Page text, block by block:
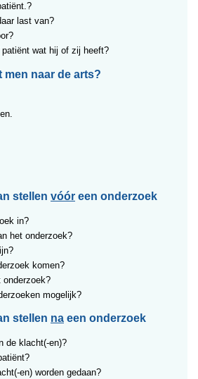
last van?
wat hij of zij heeft?
men naar de arts?
stellen vóór een onderzoek
in?
het onderzoek?
komen?
mogelijk?
stellen na een onderzoek
de klacht(-en)?
en) worden gedaan?